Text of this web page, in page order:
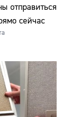
отправиться
сейчас